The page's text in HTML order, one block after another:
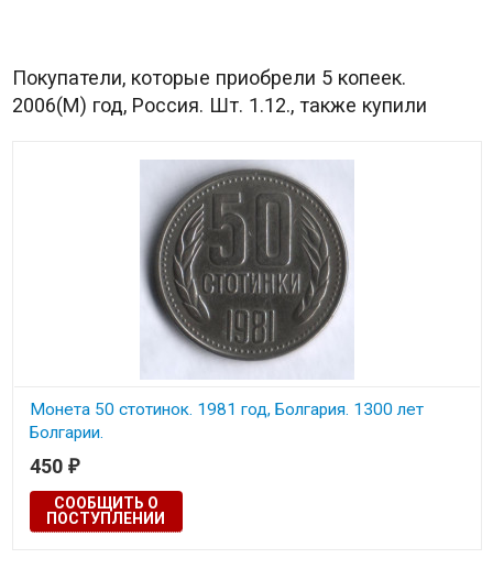
Покупатели, которые приобрели 5 копеек.
2006(М) год, Россия. Шт. 1.12., также купили
Монета 50 стотинок. 1981 год, Болгария. 1300 лет
Болгарии.
Состояние на скане.
450 ₽
СООБЩИТЬ О
ПОСТУПЛЕНИИ